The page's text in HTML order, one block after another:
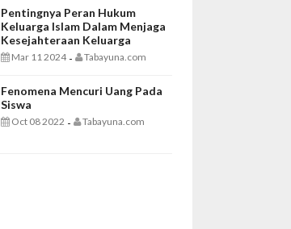
Pentingnya Peran Hukum
Keluarga Islam Dalam Menjaga
Kesejahteraan Keluarga
Mar 11 2024 - Tabayuna.com
Fenomena Mencuri Uang Pada
Siswa
Oct 08 2022 - Tabayuna.com